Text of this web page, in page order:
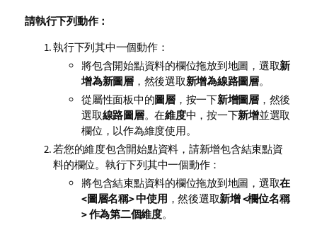
請執行下列動作：
執行下列其中一個動作：
將包含開始點資料的欄位拖放到地圖，選取新
增為新圖層，然後選取新增為線路圖層。
從屬性面板中的圖層，按一下新增圖層，然後
選取線路圖層。在維度中，按一下新增並選取
欄位，以作為維度使用。
若您的維度包含開始點資料，請新增包含結束點資
料的欄位。執行下列其中一個動作：
將包含結束點資料的欄位拖放到地圖，選取在
<圖層名稱>中使用 ，然後選取新增 <欄位名稱
> 作為第二個維度。